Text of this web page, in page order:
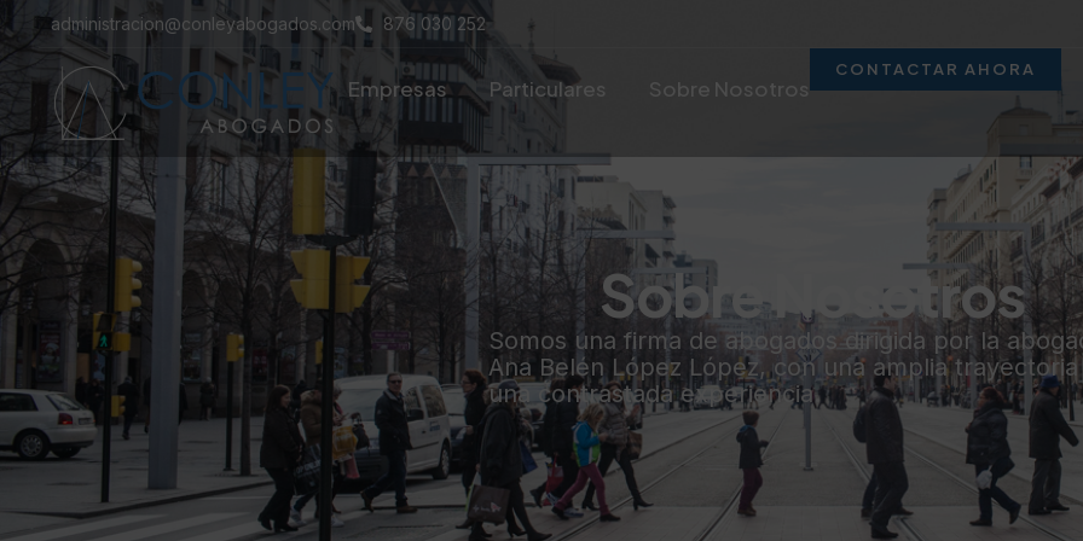
administracion@conleyabogados.com 876 030 252
Empresas Particulares Sobre Nosotros
CONTACTAR AHORA
Sobre Nosotros
Somos una firma de abogados dirigida por la
Ana Belén López López, con una amplia trayectoria
una contrastada experiencia.